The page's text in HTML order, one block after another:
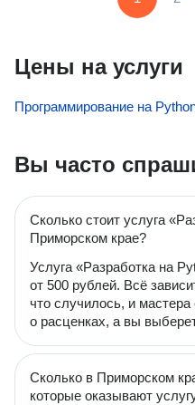
Цены на услуги
Вы часто
Сколько стоит услуга
Приморском крае?
Услуга «Разработка на
от 500 рублей. Всё
что случилось, и
о расценках, а вы
Сколько в Приморском
которые оказывают